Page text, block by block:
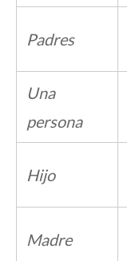
Padres
Una
persona
Hijo
Madre